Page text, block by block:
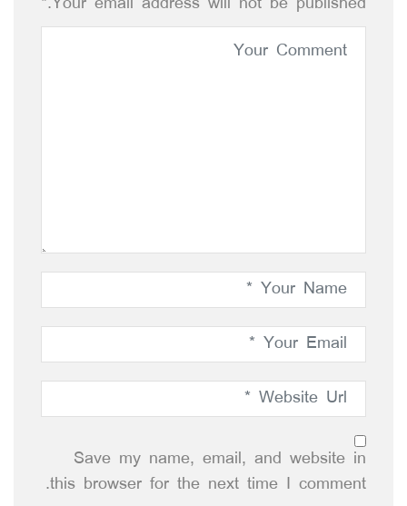
Save my name, email, and website in
this browser for the next time I comment.